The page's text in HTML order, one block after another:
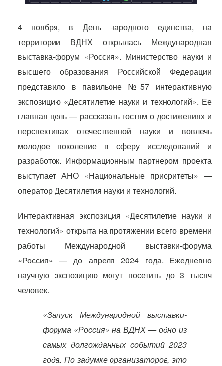
4 ноября, в День народного единства, на
территории ВДНХ открылась Международная
выставка-форум «Россия». Министерство науки и
высшего образования Российской Федерации
представило в павильоне №57 интерактивную
экспозицию «Десятилетие науки и технологий». Ее
главная цель — рассказать гостям о достижениях и
перспективах отечественной науки и вовлечь
молодое поколение в сферу исследований и
разработок. Информационным партнером проекта
выступает АНО «Национальные приоритеты» —
оператор Десятилетия науки и технологий.
Интерактивная экспозиция «Десятилетие науки и
технологий» открыта на протяжении всего времени
работы Международной выставки-форума
«Россия» — до апреля 2024 года. Ежедневно
научную экспозицию могут посетить до 3 тысяч
человек.
«Запуск Международной выставки-
форума «Россия» на ВДНХ — одно из
самых долгожданных событий 2023
года. По задумке организаторов, это